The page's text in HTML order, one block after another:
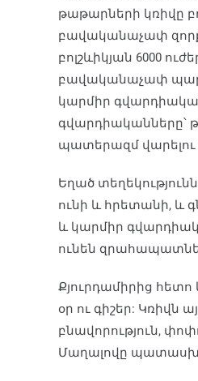
թաթարների կռիվը
բավականաչափ զորք,
բոլշևիկյան 6000
բավականաչափ
կարմիր
գվարդիականները՝
պատերազմ վարելու
Եղած
ունի և հրետանի, և
և կարմիր
ունեն
Քյուրդամիրից հետո
օր ու գիշեր: Կռիվն
բնավորություն,
Մաղալովը